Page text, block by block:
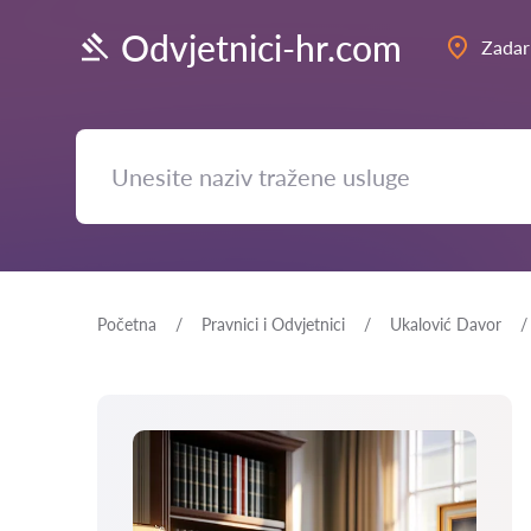
Odvjetnici-hr.com Zadar
Početna Pravnici i Odvjetnici Ukalović Davor